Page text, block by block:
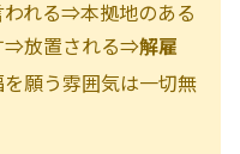
われる⇒本拠地のある
⇒放置される⇒解雇
を願う雰囲気は一切無